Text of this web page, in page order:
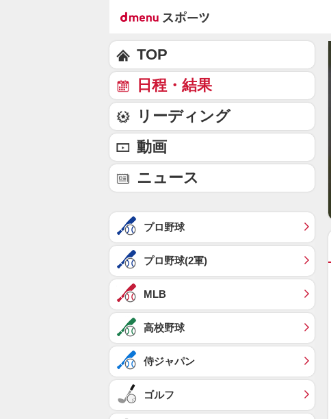
TOP
日程・結果
リーディング
動画
ニュース
プロ野球
プロ野球(2軍)
MLB
高校野球
侍ジャパン
ゴルフ